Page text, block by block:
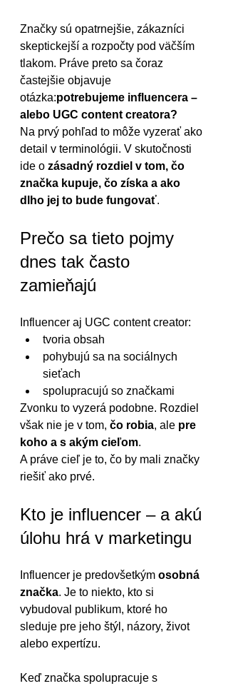
Značky sú opatrnejšie, zákazníci
skeptickejší a rozpočty pod väčším
tlakom. Práve preto sa čoraz
častejšie objavuje
otázka:potrebujeme influencera –
alebo UGC content creatora?
Na prvý pohľad to môže vyzerať ako
detail v terminológii. V skutočnosti
ide o zásadný rozdiel v tom, čo
značka kupuje, čo získa a ako
dlho jej to bude fungovať.
Prečo sa tieto pojmy
dnes tak často
zamieňajú
Influencer aj UGC content creator:
tvoria obsah
pohybujú sa na sociálnych
sieťach
spolupracujú so značkami
Zvonku to vyzerá podobne. Rozdiel
však nie je v tom, čo robia, ale pre
koho a s akým cieľom.
A práve cieľ je to, čo by mali značky
riešiť ako prvé.
Kto je influencer – a akú
úlohu hrá v marketingu
Influencer je predovšetkým osobná
značka. Je to niekto, kto si
vybudoval publikum, ktoré ho
sleduje pre jeho štýl, názory, život
alebo expertízu.
Keď značka spolupracuje s